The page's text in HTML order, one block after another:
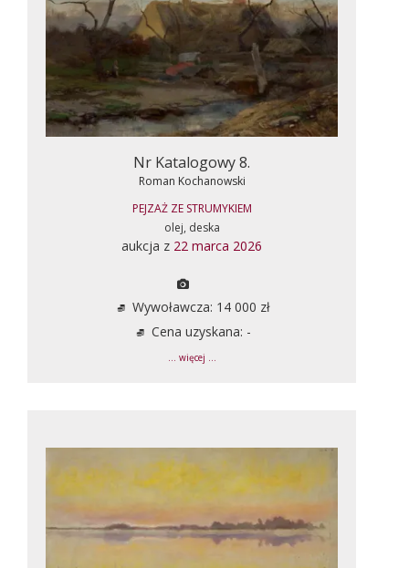
Nr Katalogowy 8.
Roman Kochanowski
PEJZAŻ ZE STRUMYKIEM
olej, deska
aukcja z 22 marca 2026
Wywoławcza: 14 000 zł
Cena uzyskana: -
... więcej ...